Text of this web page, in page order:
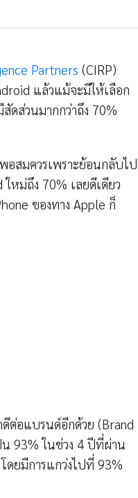
Partners (CIRP)
แล้วแม้จะมีให้เลือก
ดส่วนมากกว่าถึง 70%
อสมควรเพราะย้อนกลับไป
หม่ถึง 70% เลยดีเดียว
ของทาง Apple ก็
ดีต่อแบรนด์อีกด้วย (Brand
93% ในช่วง 4 ปีที่ผ่าน
ยมีการแกว่งไปที่ 93%